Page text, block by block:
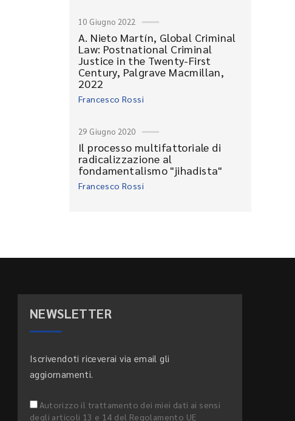
10 Giugno 2022
A. Nieto Martín, Global Criminal
Law: Postnational Criminal
Justice in the Twenty-First
Century, Palgrave Macmillan,
2022
Francesco Rossi
29 Giugno 2020
Il processo multifattoriale di
radicalizzazione al
fondamentalismo "jihadista"
Francesco Rossi
NEWSLETTER
Iscrivendoti riceverai via email gli
aggiornamenti.
Autorizzo il trattamento dei miei dati ai sensi
degli articoli 13 e 14 del Regolamento UE